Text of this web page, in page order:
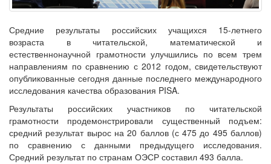
Средние результаты российских учащихся 15-летнего
возраста в читательской, математической и
естественнонаучной грамотности улучшились по всем трем
направлениям по сравнению с 2012 годом, свидетельствуют
опубликованные сегодня данные последнего международного
исследования качества образования PISA.
Результаты российских участников по читательской
грамотности продемонстрировали существенный подъем:
средний результат вырос на 20 баллов (с 475 до 495 баллов)
по сравнению с данными предыдущего исследования.
Средний результат по странам ОЭСР составил 493 балла.